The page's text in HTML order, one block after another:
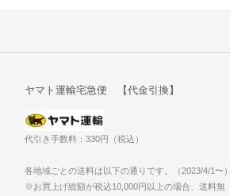
ヤマト運輸宅急便 【代金引換】
代引き手数料：330円（税込）
各地域ごとの送料は以下の通りです。（2023/4/1〜）
※お買上げ総額が税込10,000円以上の場合、送料無